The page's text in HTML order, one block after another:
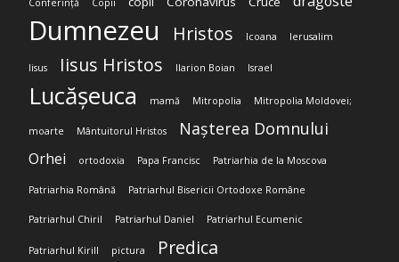
Conferință Copii
Dumnezeu Hristos Icoana Ierusalim
Iisus Iisus Hristos Ilarion Boian Israel
Lucășeuca mamă Mitropolia Mitropolia Moldovei;
moarte Mântuitorul Hristos Nașterea Domnului
Orhei ortodoxia Papa Francisc Patriarhia de la Moscova
Patriarhia Română Patriarhul Bisericii Ortodoxe Române
Patriarhul Chiril Patriarhul Daniel Patriarhul Ecumenic
Patriarhul Kirill pictura Predica